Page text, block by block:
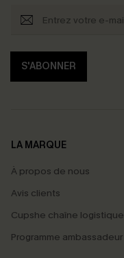
S'ABONNER
LA MARQUE
À propos de nous
Avis clients
Cupshe chaîne logistique
Programme ambassadeur